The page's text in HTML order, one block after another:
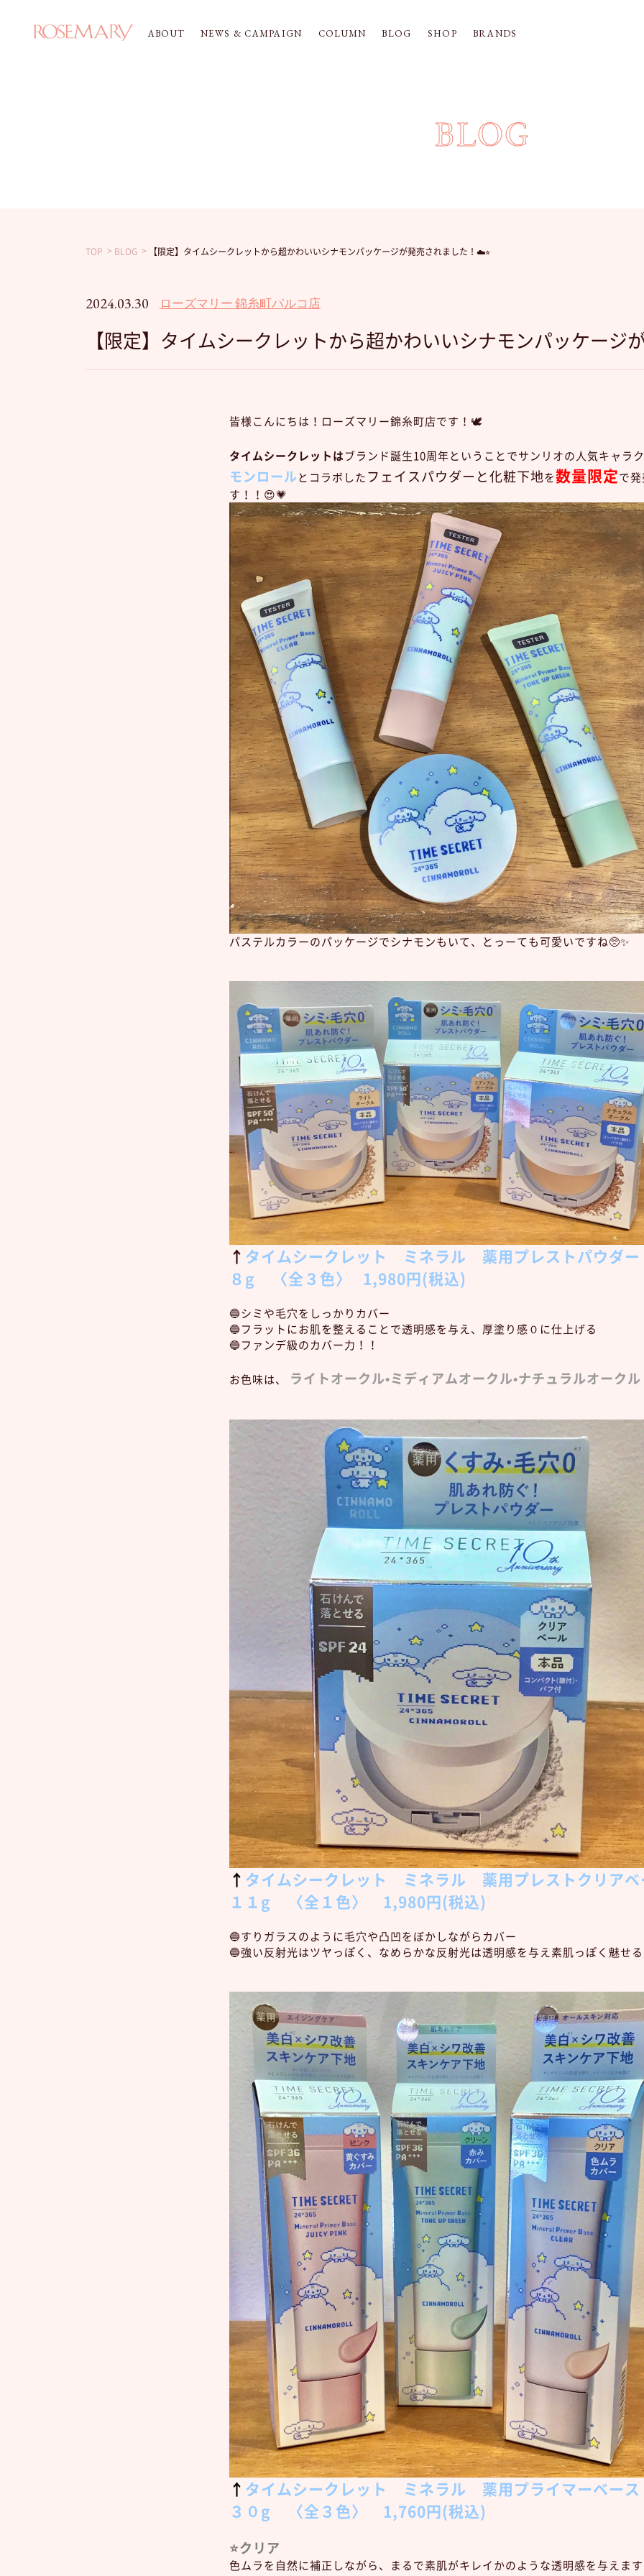
ABOUT NEWS & CAMPAIGN COLUMN BLOG SHOP BRANDS
BLOG
TOP BLOG 【限定】タイムシークレットから超かわいいシナモンパッケージが発売されました！☁️⭐︎
2024.03.30 ローズマリー 錦糸町パルコ店
【限定】タイムシークレットから超かわいいシナモンパッケージ
皆様こんにちは！ローズマリー錦糸町店です！🕊
タイムシークレットはブランド誕生10周年ということでサンリオの人気キャラ
モンロールとコラボしたフェイスパウダーと化粧下地を数量限定で
す！！😍💗
パステルカラーのパッケージでシナモンもいて、とっーても可愛いですね🥺✨
↑ タイムシークレット ミネラル 薬用プレストパウダー
８g 〈全３色〉
1,980円(税込)
🔵シミや毛穴をしっかりカバー
🔵フラットにお肌を整えることで透明感を与え、厚塗り感０に仕上げる
🔵ファンデ級のカバー力！！
お色味は、 ライトオークル•ミディアムオークル•ナチュラルオークル
↑ タイムシークレット ミネラル 薬用プレストクリアベ
１１g 〈全１色〉 1,980円(税込)
🔵すりガラスのように毛穴や凸凹をぼかしながらカバー
🔵強い反射光はツヤっぽく、なめらかな反射光は透明感を与え素肌っぽく魅せる
↑ タイムシークレット ミネラル 薬用プライマーベース
３０g 〈全３色〉 1,760円(税込)
⭐️クリア
色ムラを自然に補正しながら、まるで素肌がキレイかのような透明感を与えます